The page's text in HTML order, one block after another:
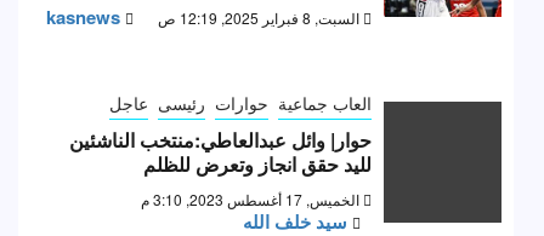
السبت, 8 فبراير 2025, 12:19 ص kasnews
العاب جماعية حوارات رئيسى عاجل
حوار| وائل عبدالعاطي:منتخب الناشئين
لليد حقق انجاز وتعرض للظلم
الخميس, 17 أغسطس 2023, 3:10 م
سيد خلف الله